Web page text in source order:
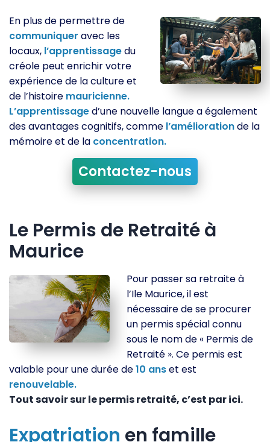
En plus de permettre de
communiquer avec les
locaux, l’apprentissagedu
créole peut enrichir votre
expérience de la culture et
de l’histoire mauricienne.
L’apprentissaged’une nouvelle langue a également
des avantages cognitifs, comme l’améliorationde la
mémoire et de la concentration.
Contactez-nous
Le Permis de Retraité à
Maurice
Pour passer sa retraite à
l’Ile Maurice, il est
nécessaire de se procurer
un permis spécial connu
sous le nom de « Permis de
Retraité ». Ce permis est
valable pour une durée de10 anset est
renouvelable.
Tout savoir sur le permis retraité, c’est par ici.
Expatriation en famille